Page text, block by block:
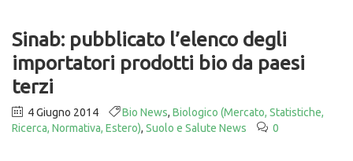
Sinab: pubblicato l’elenco degli
importatori prodotti bio da paesi
terzi
4 Giugno 2014 Bio News, Biologico (Mercato, Statistiche,
Ricerca, Normativa, Estero), Suolo e Salute News 0